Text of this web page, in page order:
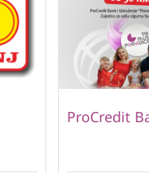
ProCredit